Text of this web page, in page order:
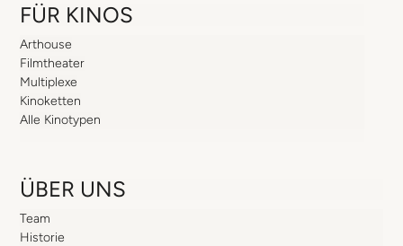
FÜR KINOS
Arthouse
Filmtheater
Multiplexe
Kinoketten
Alle Kinotypen
ÜBER UNS
Team
Historie